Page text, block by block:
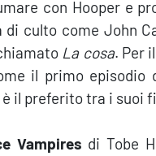
con Hooper e
di culto come John
La cosa. Per
il primo episodio
è il preferito tra i suoi
Vampires di Tobe